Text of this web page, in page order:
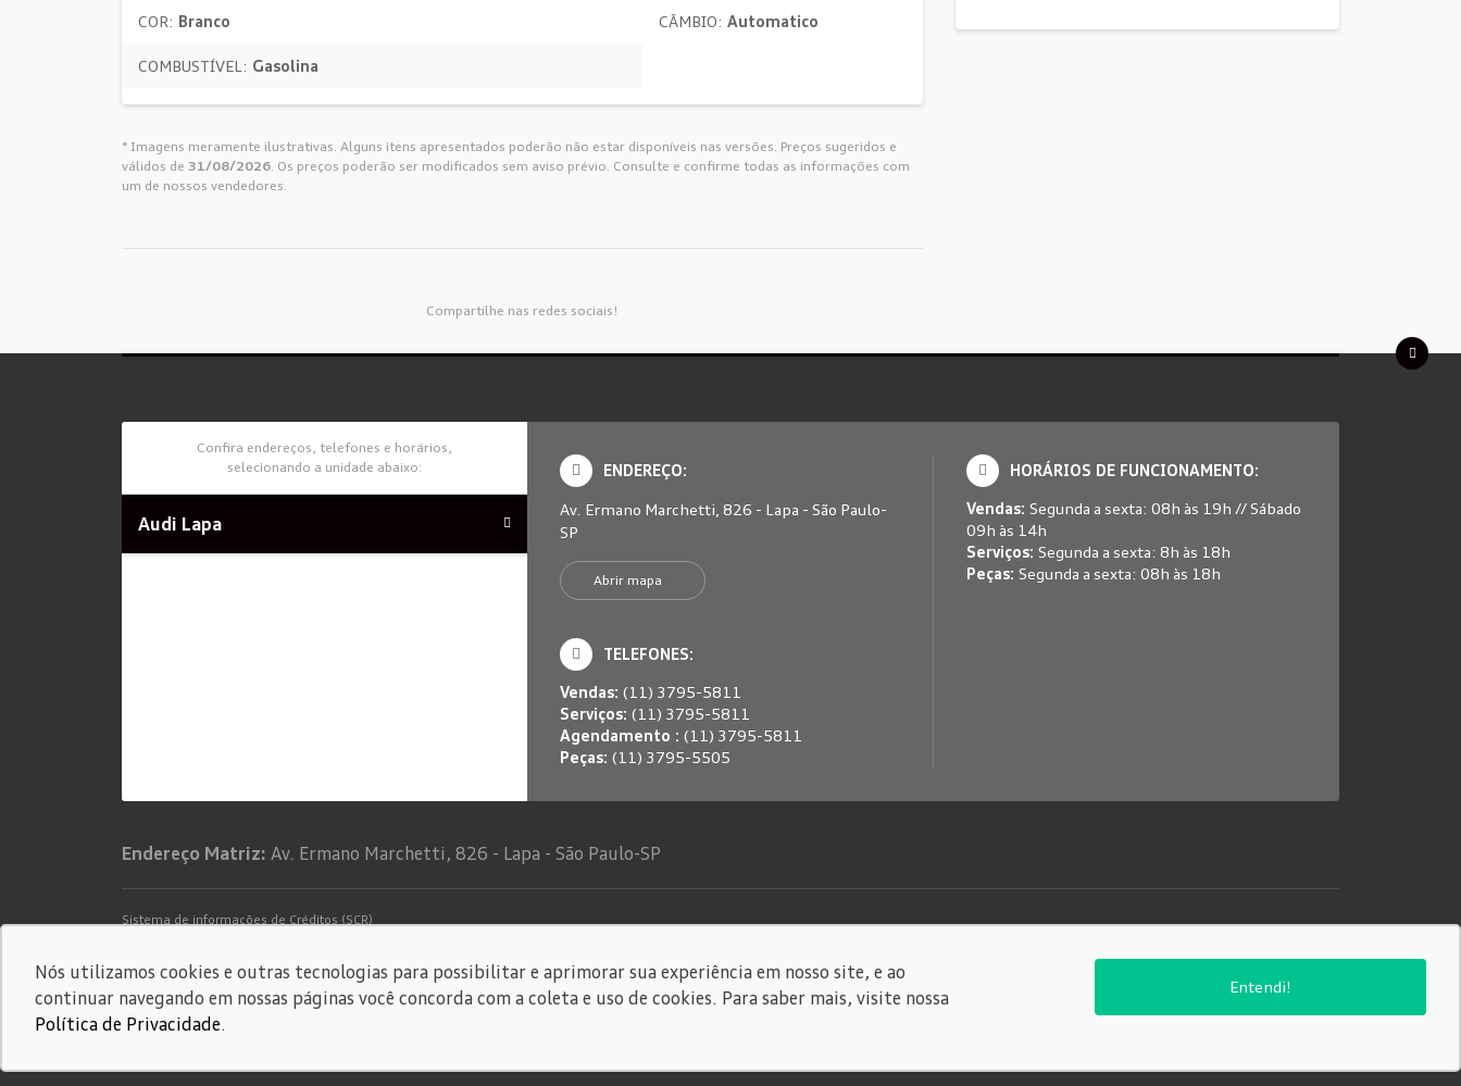
COR: Branco CÂMBIO: Automatico
COMBUSTÍVEL: Gasolina
* Imagens meramente ilustrativas. Alguns itens apresentados poderão não estar disponíveis nas versões. Preços sugeridos e
válidos de 31/08/2026. Os preços poderão ser modificados sem aviso prévio. Consulte e confirme todas as informações com
um de nossos vendedores.
Compartilhe nas redes sociais!
Confira endereços, telefones e horários,
selecionando a unidade abaixo:
Audi Lapa
ENDEREÇO:
Av. Ermano Marchetti, 826 - Lapa - São Paulo-
SP
Abrir mapa
TELEFONES:
Vendas:(11) 3795-5811
Serviços:(11) 3795-5811
Agendamento :(11) 3795-5811
Peças:(11) 3795-5505
HORÁRIOS DE FUNCIONAMENTO:
Vendas: Segunda a sexta: 08h às 19h // Sábado
09h às 14h
Serviços: Segunda a sexta: 8h às 18h
Peças: Segunda a sexta: 08h às 18h
Endereço Matriz: Av. Ermano Marchetti, 826 - Lapa - São Paulo-SP
Sistema de informações de Créditos (SCR)
© Copyright 2026-AutoForce - Todos os direitos reservados.
Confira a nossaPolítica de privacidade.
Nós utilizamos cookies e outras tecnologias para possibilitar e aprimorar sua experiência em nosso site, e ao
continuar navegando em nossas páginas você concorda com a coleta e uso de cookies. Para saber mais, visite nossa
Política de Privacidade.
Entendi!